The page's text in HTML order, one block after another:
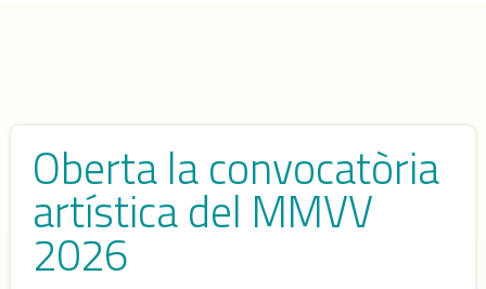
Oberta la convocatòria
artística del MMVV
2026